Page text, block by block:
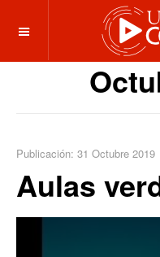
OFF CANVAS
Publicación: 31 Octubre 2019
Aulas